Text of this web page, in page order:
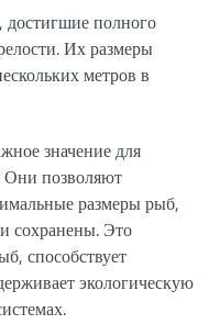
полного
Их размеры
метров в
значение для
позволяют
размеры рыб,
сохранены. Это
способствует
экологическую